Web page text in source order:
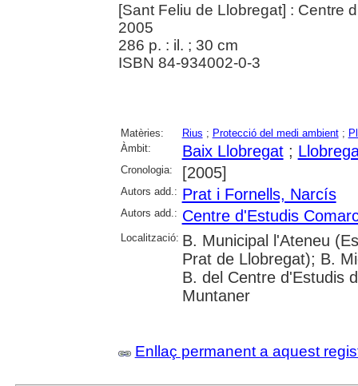
[Sant Feliu de Llobregat] : Centre
2005
286 p. : il. ; 30 cm
ISBN 84-934002-0-3
Matèries: Rius ; Protecció del medi ambient;
Àmbit:
Baix Llobregat;
Cronologia: [2005]
Autors add.: Prat i Fornells, Narcís
Autors add.: Centre d'Estudis
Localització: B. Municipal l'Ateneu
Prat de Llobregat); B.
B. del Centre d'Estudis
Muntaner
Enllaç permanent a aquest